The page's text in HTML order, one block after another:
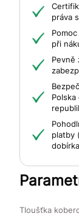
práva
při
Pevně
Polska
platby
Tloušťka